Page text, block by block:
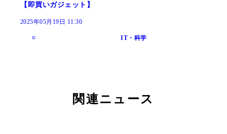
【即買いガジェット】
2025年05月19日 11:30
IT・科学
関連ニュース